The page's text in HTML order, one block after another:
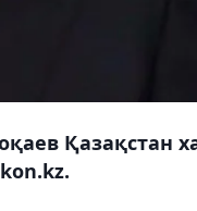
Қазақстан